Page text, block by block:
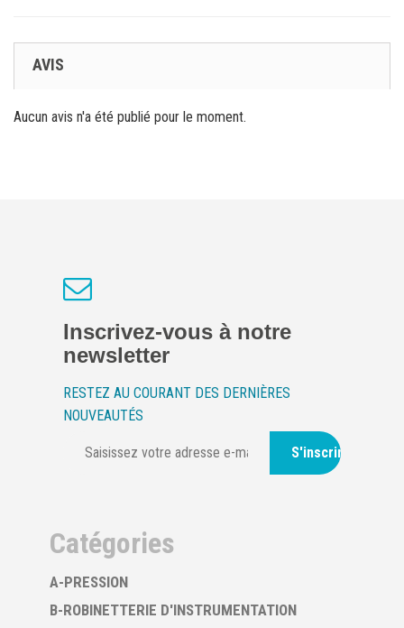
AVIS
Aucun avis n'a été publié pour le moment.
Inscrivez-vous à notre
newsletter
RESTEZ AU COURANT DES DERNIÈRES
NOUVEAUTÉS
S'inscrire
Catégories
A-PRESSION
B-ROBINETTERIE D'INSTRUMENTATION